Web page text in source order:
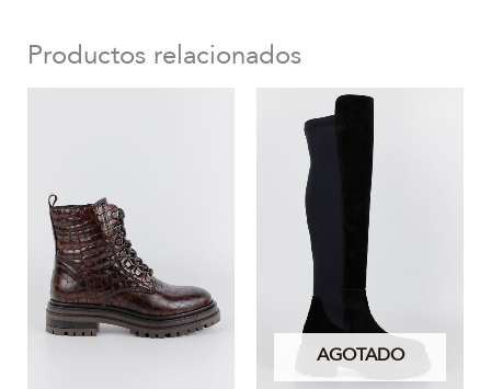
Productos relacionados
AGOTADO